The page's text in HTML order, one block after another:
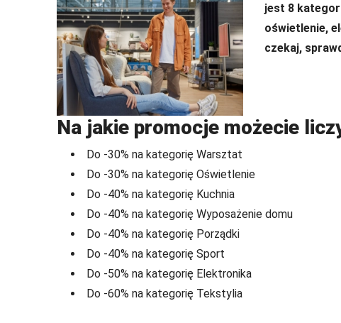
jest 8
oświetlenie,
czekaj,
Na jakie promocje możecie
Do -30% na kategorię Warsztat
Do -30% na kategorię Oświetlenie
Do -40% na kategorię Kuchnia
Do -40% na kategorię Wyposażenie domu
Do -40% na kategorię Porządki
Do -40% na kategorię Sport
Do -50% na kategorię Elektronika
Do -60% na kategorię Tekstylia